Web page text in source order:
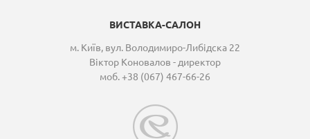
ВИСТАВКА-САЛОН
м. Київ, вул. Володимиро-Либідска 22
Віктор Коновалов - директор
моб. +38 (067) 467-66-26